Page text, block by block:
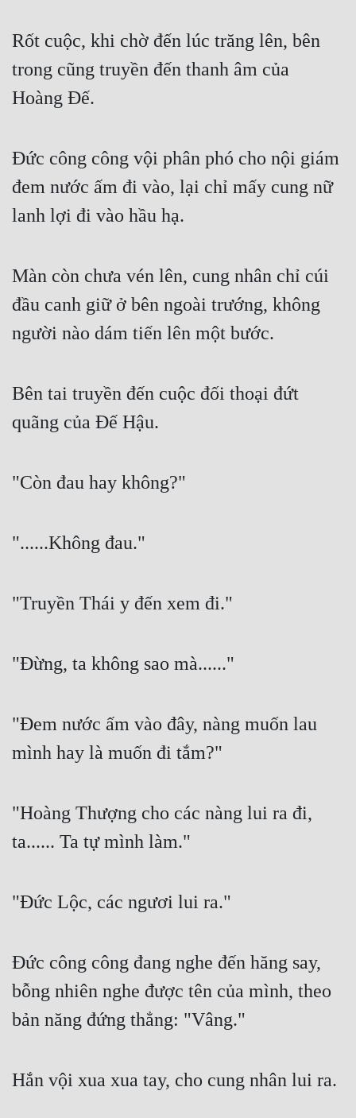
Rốt cuộc, khi chờ đến lúc trăng lên, bên
trong cũng truyền đến thanh âm của
Hoàng Đế.
Đức công công vội phân phó cho nội giám
đem nước ấm đi vào, lại chỉ mấy cung nữ
lanh lợi đi vào hầu hạ.
Màn còn chưa vén lên, cung nhân chỉ cúi
đầu canh giữ ở bên ngoài trướng, không
người nào dám tiến lên một bước.
Bên tai truyền đến cuộc đối thoại đứt
quãng của Đế Hậu.
"Còn đau hay không?"
"......Không đau."
"Truyền Thái y đến xem đi."
"Đừng, ta không sao mà......"
"Đem nước ấm vào đây, nàng muốn lau
mình hay là muốn đi tắm?"
"Hoàng Thượng cho các nàng lui ra đi,
ta...... Ta tự mình làm."
"Đức Lộc, các ngươi lui ra."
Đức công công đang nghe đến hăng say,
bỗng nhiên nghe được tên của mình, theo
bản năng đứng thẳng: "Vâng."
Hắn vội xua xua tay, cho cung nhân lui ra.